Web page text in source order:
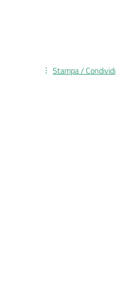
Stampa / Condividi